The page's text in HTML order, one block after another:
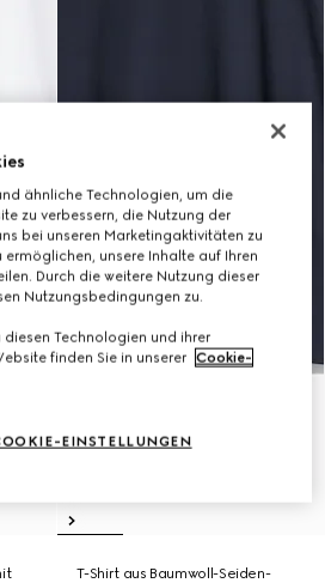
T-Shirt aus Baumwoll-Seiden-
ähnliche Technologien, um die
zu verbessern, die Nutzung der
bei unseren Marketingaktivitäten zu
ermöglichen, unsere Inhalte auf Ihren
Durch die weitere Nutzung dieser
Nutzungsbedingungen zu.
Technologien und ihrer
finden Sie in unserer Cookie-
EINSTELLUNGEN